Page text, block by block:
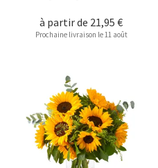
à partir de 21,95 €
Prochaine livraison le 11 août